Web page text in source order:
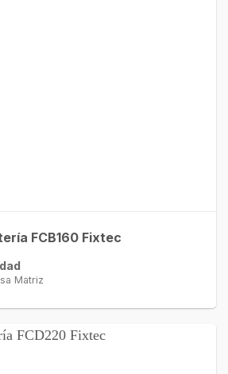
FCB160 Fixtec
Matriz